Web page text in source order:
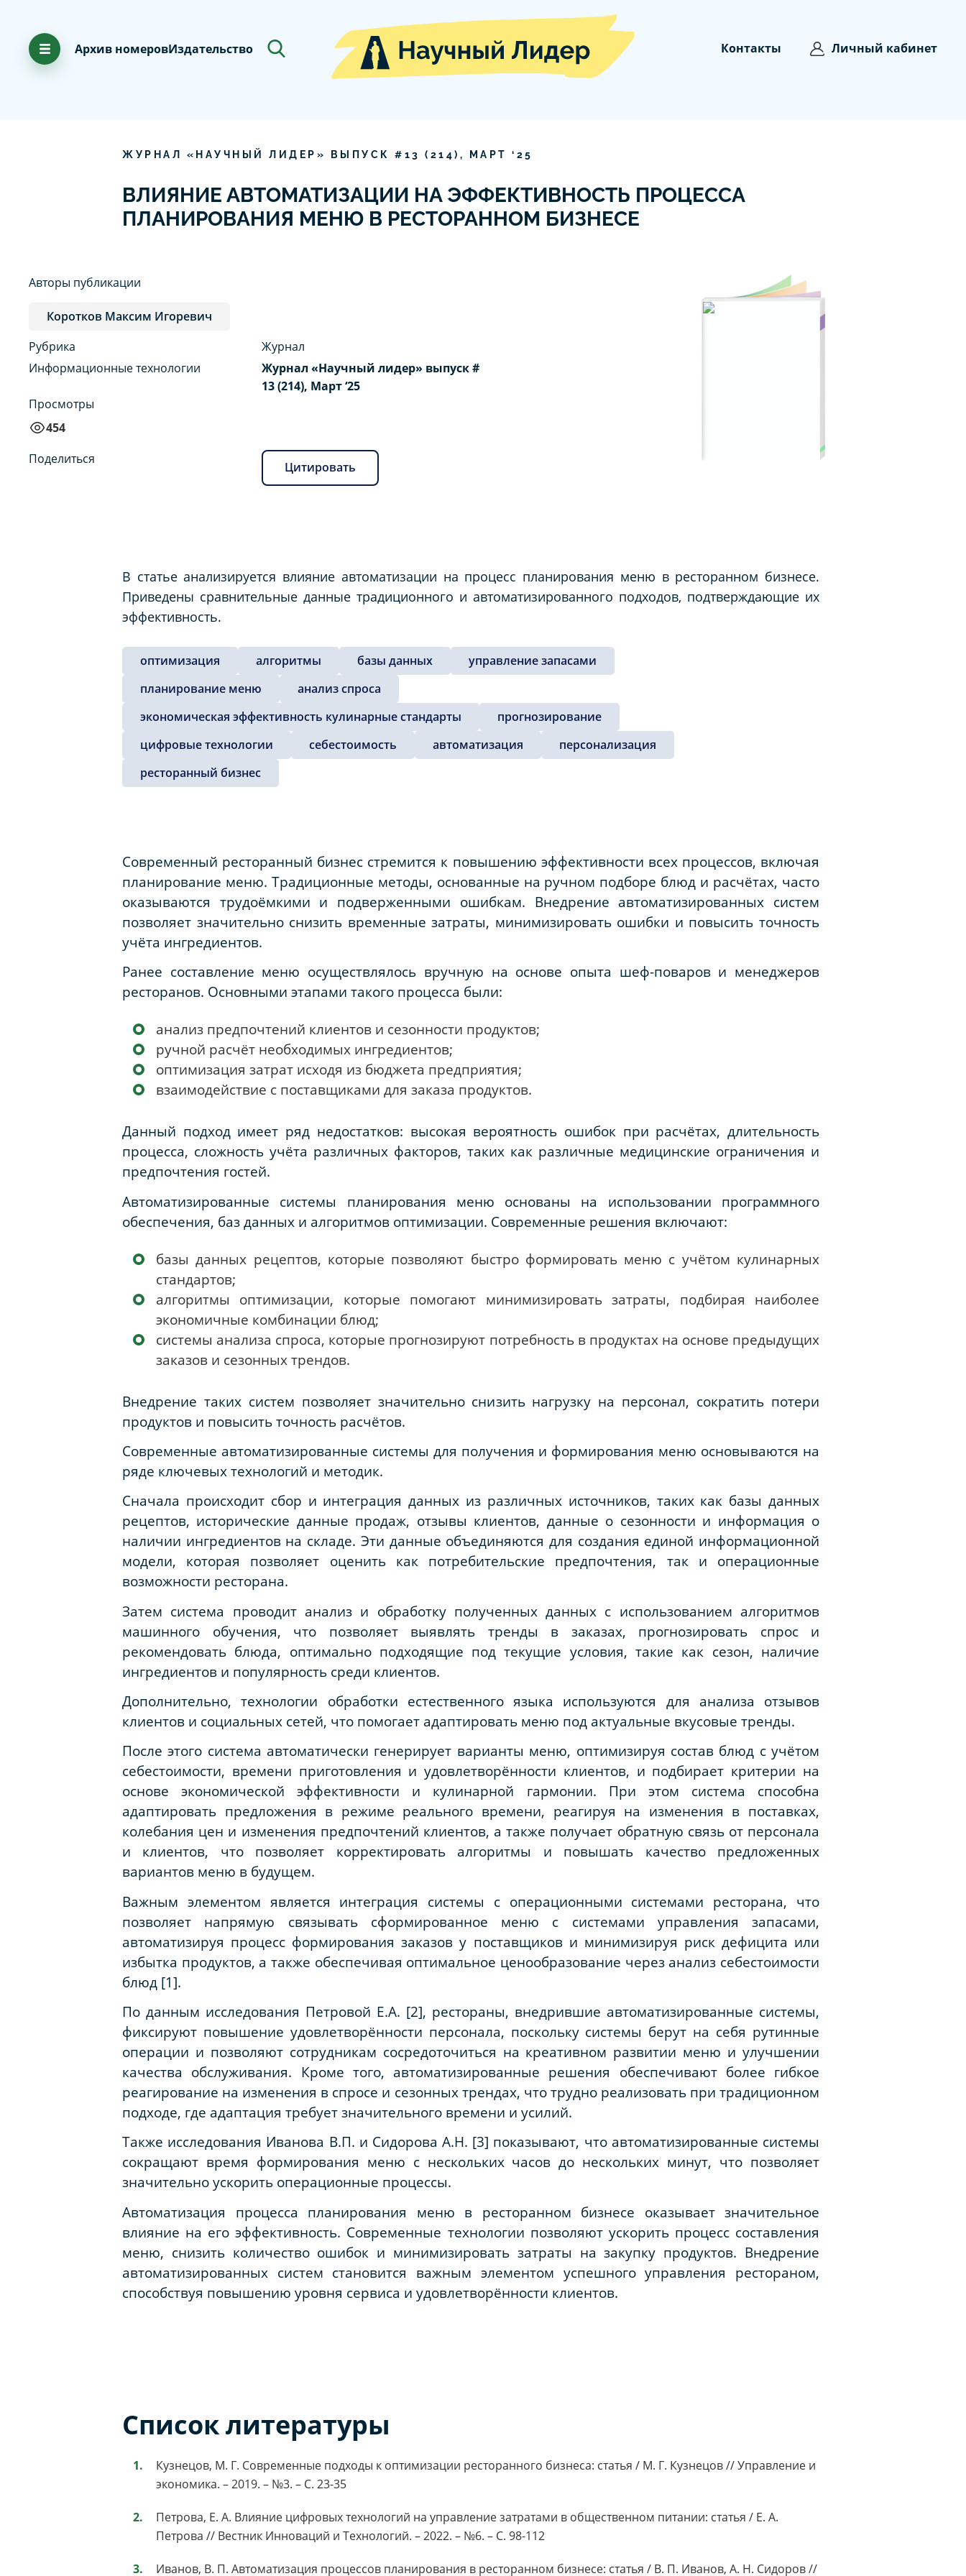
Архив номеровИздательство Контакты Личный кабинет
ЖУРНАЛ «НАУЧНЫЙ ЛИДЕР» ВЫПУСК # 13 ( 214), МАРТ ‘ 25
ВЛИЯНИЕ АВТОМАТИЗАЦИИ НА ЭФФЕКТИВНОСТЬ ПРОЦЕССА
ПЛАНИРОВАНИЯ МЕНЮ В РЕСТОРАННОМ БИЗНЕСЕ
Авторы публикации
Коротков Максим Игоревич
Рубрика
Информационные технологии
Просмотры
454
Журнал
Журнал «Научный лидер» выпуск #
13 (214), Март ‘25
Поделиться
Цитировать
В статье анализируется влияние автоматизации на процесс планирования меню в ресторанном бизнесе.
Приведены сравнительные данные традиционного и автоматизированного подходов, подтверждающие их
эффективность.
оптимизация алгоритмы базы данных
управление запасами
планирование меню
анализ спроса
экономическая эффективность кулинарные стандарты
прогнозирование
цифровые технологии
себестоимость автоматизация
персонализация
ресторанный бизнес
Современный ресторанный бизнес стремится к повышению эффективности всех процессов, включая
планирование меню. Традиционные методы, основанные на ручном подборе блюд и расчётах, часто
оказываются трудоёмкими и подверженными ошибкам. Внедрение автоматизированных систем
позволяет значительно снизить временные затраты, минимизировать ошибки и повысить точность
учёта ингредиентов.
Ранее составление меню осуществлялось вручную на основе опыта шеф-поваров и менеджеров
ресторанов. Основными этапами такого процесса были:
анализ предпочтений клиентов и сезонности продуктов;
ручной расчёт необходимых ингредиентов;
оптимизация затрат исходя из бюджета предприятия;
взаимодействие с поставщиками для заказа продуктов.
Данный подход имеет ряд недостатков: высокая вероятность ошибок при расчётах, длительность
процесса, сложность учёта различных факторов, таких как различные медицинские ограничения и
предпочтения гостей.
Автоматизированные системы планирования меню основаны на использовании программного
обеспечения, баз данных и алгоритмов оптимизации. Современные решения включают:
базы данных рецептов, которые позволяют быстро формировать меню с учётом кулинарных
стандартов;
алгоритмы оптимизации, которые помогают минимизировать затраты, подбирая наиболее
экономичные комбинации блюд;
системы анализа спроса, которые прогнозируют потребность в продуктах на основе предыдущих
заказов и сезонных трендов.
Внедрение таких систем позволяет значительно снизить нагрузку на персонал, сократить потери
продуктов и повысить точность расчётов.
Современные автоматизированные системы для получения и формирования меню основываются на
ряде ключевых технологий и методик.
Сначала происходит сбор и интеграция данных из различных источников, таких как базы данных
рецептов, исторические данные продаж, отзывы клиентов, данные о сезонности и информация о
наличии ингредиентов на складе. Эти данные объединяются для создания единой информационной
модели, которая позволяет оценить как потребительские предпочтения, так и операционные
возможности ресторана.
Затем система проводит анализ и обработку полученных данных с использованием алгоритмов
машинного обучения, что позволяет выявлять тренды в заказах, прогнозировать спрос и
рекомендовать блюда, оптимально подходящие под текущие условия, такие как сезон, наличие
ингредиентов и популярность среди клиентов.
Дополнительно, технологии обработки естественного языка используются для анализа отзывов
клиентов и социальных сетей, что помогает адаптировать меню под актуальные вкусовые тренды.
После этого система автоматически генерирует варианты меню, оптимизируя состав блюд с учётом
себестоимости, времени приготовления и удовлетворённости клиентов, и подбирает критерии на
основе экономической эффективности и кулинарной гармонии. При этом система способна
адаптировать предложения в режиме реального времени, реагируя на изменения в поставках,
колебания цен и изменения предпочтений клиентов, а также получает обратную связь от персонала
и клиентов, что позволяет корректировать алгоритмы и повышать качество предложенных
вариантов меню в будущем.
Важным элементом является интеграция системы с операционными системами ресторана, что
позволяет напрямую связывать сформированное меню с системами управления запасами,
автоматизируя процесс формирования заказов у поставщиков и минимизируя риск дефицита или
избытка продуктов, а также обеспечивая оптимальное ценообразование через анализ себестоимости
блюд [1].
По данным исследования Петровой Е.А. [2], рестораны, внедрившие автоматизированные системы,
фиксируют повышение удовлетворённости персонала, поскольку системы берут на себя рутинные
операции и позволяют сотрудникам сосредоточиться на креативном развитии меню и улучшении
качества обслуживания. Кроме того, автоматизированные решения обеспечивают более гибкое
реагирование на изменения в спросе и сезонных трендах, что трудно реализовать при традиционном
подходе, где адаптация требует значительного времени и усилий.
Также исследования Иванова В.П. и Сидорова А.Н. [3] показывают, что автоматизированные системы
сокращают время формирования меню с нескольких часов до нескольких минут, что позволяет
значительно ускорить операционные процессы.
Автоматизация процесса планирования меню в ресторанном бизнесе оказывает значительное
влияние на его эффективность. Современные технологии позволяют ускорить процесс составления
меню, снизить количество ошибок и минимизировать затраты на закупку продуктов. Внедрение
автоматизированных систем становится важным элементом успешного управления рестораном,
способствуя повышению уровня сервиса и удовлетворённости клиентов.
Список литературы
Кузнецов, М. Г. Современные подходы к оптимизации ресторанного бизнеса: статья / М. Г. Кузнецов // Управление и
экономика. – 2019. – №3. – С. 23-35
Петрова, Е. А. Влияние цифровых технологий на управление затратами в общественном питании: статья / Е. А.
Петрова // Вестник Инноваций и Технологий. – 2022. – №6. – С. 98-112
Иванов, В. П. Автоматизация процессов планирования в ресторанном бизнесе: статья / В. П. Иванов, А. Н. Сидоров //